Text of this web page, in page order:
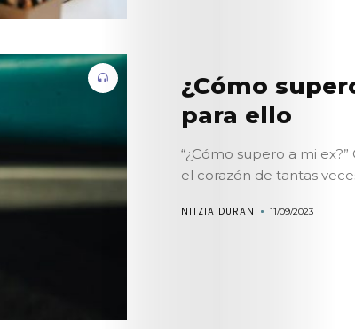
¿Cómo
para ello
“¿Cómo supero a mi
el corazón de tantas
NITZIA DURAN 11/09/2023